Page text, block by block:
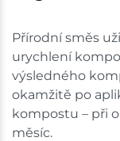
Přírodní směs
urychlení
výsledného
okamžitě po
kompostu – při
měsíc.